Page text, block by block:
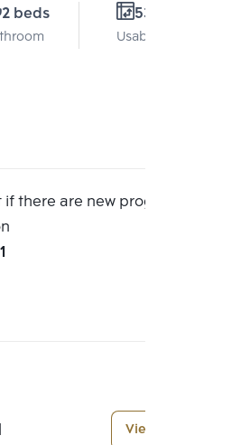
2 beds 53 Sq.m.
Usable area
there are new program
View More